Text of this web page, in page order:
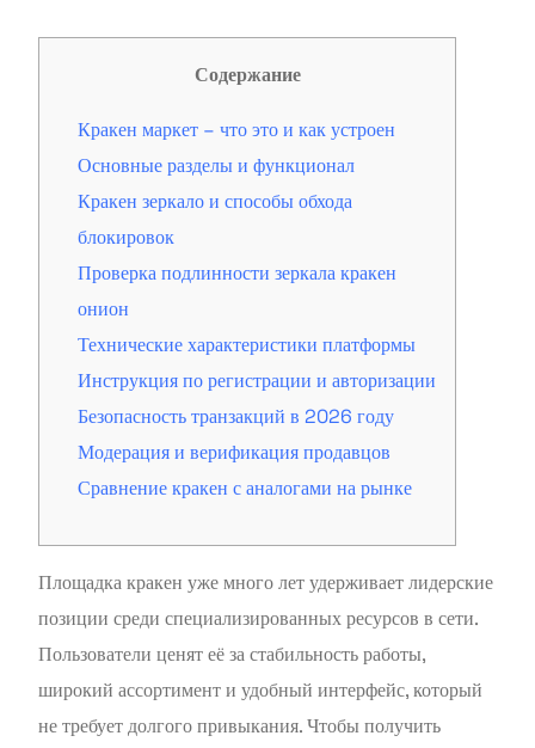
Содержание
Кракен маркет – что это и как устроен
Основные разделы и функционал
Кракен зеркало и способы обхода
блокировок
Проверка подлинности зеркала кракен
онион
Технические характеристики платформы
Инструкция по регистрации и авторизации
Безопасность транзакций в 2026 году
Модерация и верификация продавцов
Сравнение кракен с аналогами на рынке
Площадка кракен уже много лет удерживает лидерские
позиции среди специализированных ресурсов в сети.
Пользователи ценят её за стабильность работы,
широкий ассортимент и удобный интерфейс, который
не требует долгого привыкания. Чтобы получить